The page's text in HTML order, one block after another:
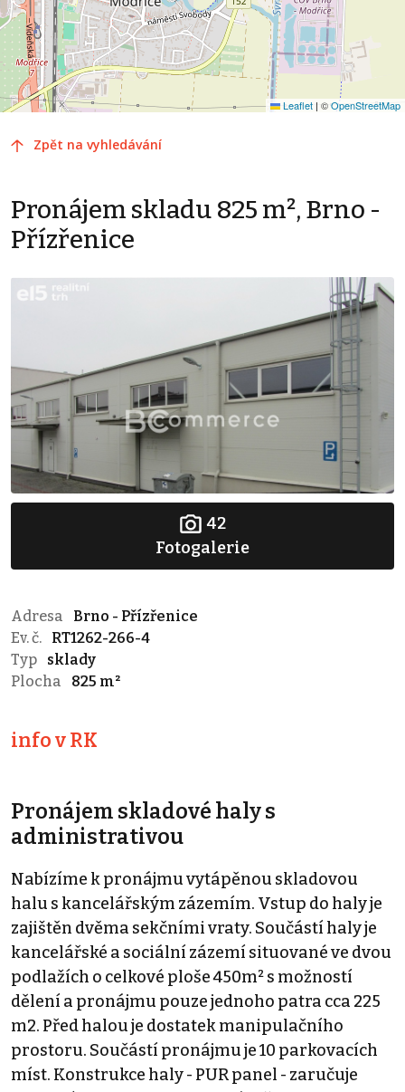
Leaflet | ©OpenStreetMap
Zpět na vyhledávání
Pronájem skladu 825 m², Brno -
Přízřenice
42
Fotogalerie
Adresa
Brno - Přízřenice
Ev. č.
RT1262-266-4
Typ
sklady
Plocha
825 m²
info v RK
Pronájem skladové haly s
administrativou
Nabízíme k pronájmu vytápěnou skladovou
halu s kancelářským zázemím. Vstup do haly je
zajištěn dvěma sekčními vraty. Součástí haly je
kancelářské a sociální zázemí situované ve dvou
podlažích o celkové ploše 450m² s možností
dělení a pronájmu pouze jednoho patra cca 225
m2. Před halou je dostatek manipulačního
prostoru. Součástí pronájmu je 10 parkovacích
míst. Konstrukce haly - PUR panel - zaručuje